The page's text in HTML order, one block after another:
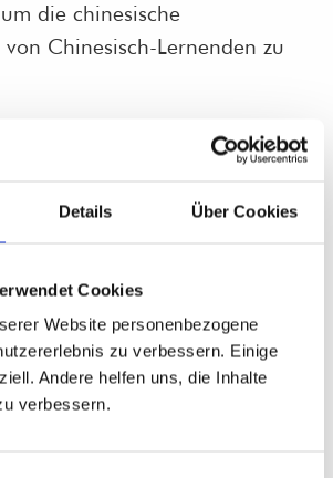
Details Über Cookies
Cookies
Website personenbezogene
zu verbessern. Einige
Andere helfen uns, die Inhalte
verbessern.
die chinesische
Chinesisch-Lernenden zu
an der HSK 3 Prüfung mit einem
von 600 Wörtern.